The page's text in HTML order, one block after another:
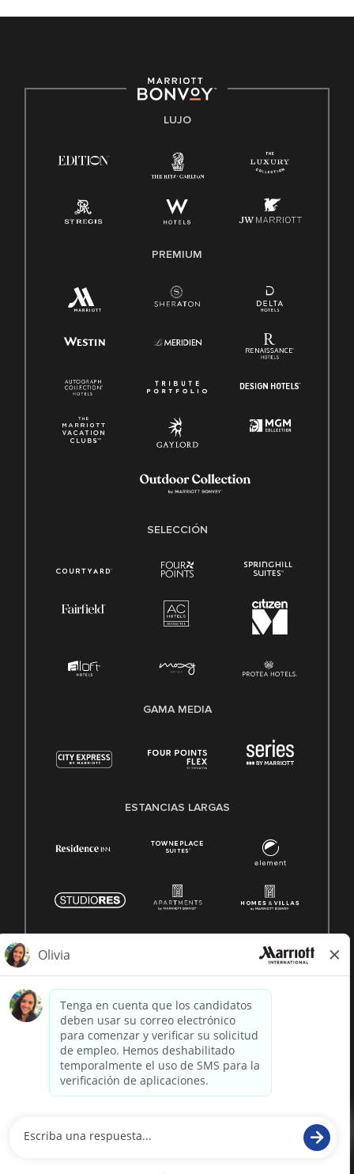
Derecho a trabajar inglés/español
Conozca sus derechos
Ley de licencia familiar y médica (FMLA)
LUJO
PREMIUM
SELECCIÓN
GAMA MEDIA
ESTANCIAS LARGAS
reservados. Marriott información patentada
paradox.ai